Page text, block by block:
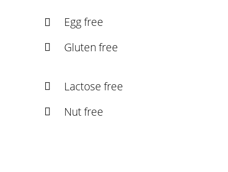
Egg free
Gluten free
Lactose free
Nut free